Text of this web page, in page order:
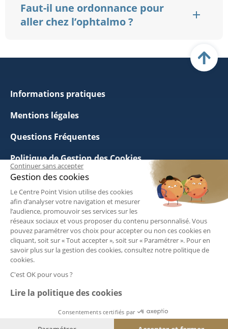
Faut-il une ordonnance pour
aller chez l’ophtalmo ?
Informations pratiques
Mentions légales
Questions Fréquentes
Politique de Gestion des Cookies
Urgences
Conditions Générales d’Utilisation
Politique de Confidentialité
Suivez-nous :
Continuer sans accepter
Gestion des cookies
Le Centre Point Vision utilise des cookies
afin d’analyser votre navigation et mesurer
l’audience, promouvoir ses services sur les
réseaux sociaux et vous proposer du contenu personnalisé. Vous
pouvez paramétrer vos choix pour accepter ou non ces cookies en
cliquant, soit sur « Tout accepter », soit sur « Paramétrer ». Pour en
savoir plus sur la gestion des cookies, consultez notre politique de
cookies.
C'est OK pour vous ?
Lire la politique des cookies
Consentements certifiés par